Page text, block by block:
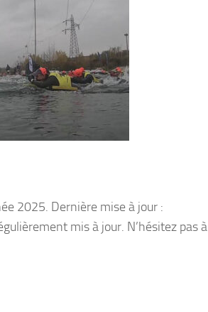
2025. Dernière mise à jour :
mis à jour. N’hésitez pas à